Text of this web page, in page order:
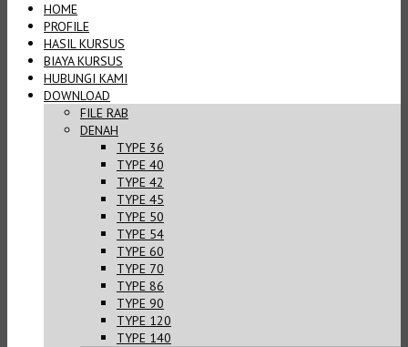
HOME
PROFILE
HASIL KURSUS
BIAYA KURSUS
HUBUNGI KAMI
DOWNLOAD
FILE RAB
DENAH
TYPE 36
TYPE 40
TYPE 42
TYPE 45
TYPE 50
TYPE 54
TYPE 60
TYPE 70
TYPE 86
TYPE 90
TYPE 120
TYPE 140